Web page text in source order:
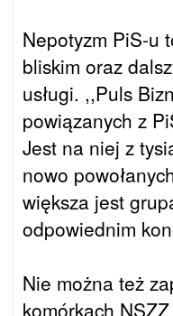
Nepotyzm PiS-u
bliskim oraz
usługi. ,,Puls
powiązanych z
Jest na niej z
nowo
większa jest
odpowiednim
Nie można też
komórkach